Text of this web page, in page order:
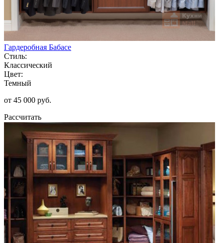
Гардеробная Бабасе
Стиль:
Классический
Цвет:
Темный
от 45 000 руб.
Рассчитать